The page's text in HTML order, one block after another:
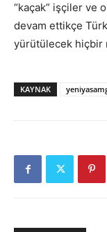
“kaçak” işçiler ve
devam ettikçe
yürütülecek hiçbir
KAYNAK